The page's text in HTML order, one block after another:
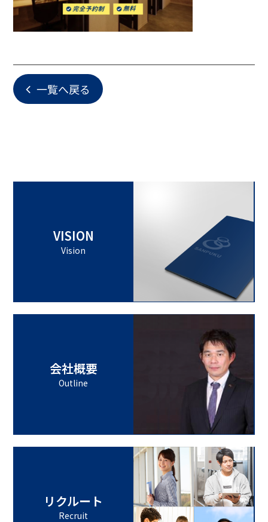
一覧へ戻る
VISION
Vision
会社概要
Outline
リクルート
Recruit